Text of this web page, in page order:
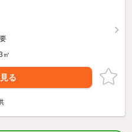
㎡
る